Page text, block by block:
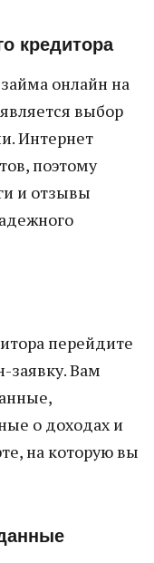
кредитора
онлайн на
выбор
Интернет
поэтому
и отзывы
перейдите
заявку. Вам
о доходах и
на которую вы